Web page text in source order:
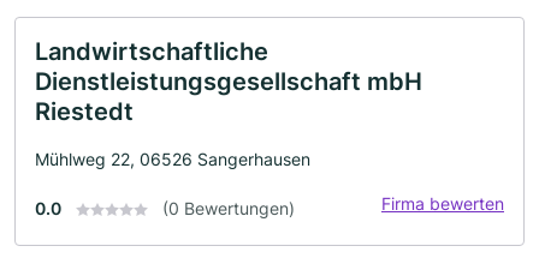
Landwirtschaftliche
Dienstleistungsgesellschaft mbH
Riestedt
Mühlweg 22, 06526 Sangerhausen
0.0 (0 Bewertungen) Firma bewerten